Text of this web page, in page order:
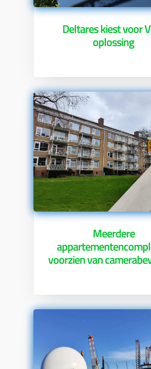
Deltares kiest voor
oplossing
Meerdere
voorzien van